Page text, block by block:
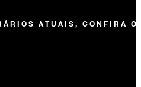
ATUAIS, CONFIRA O